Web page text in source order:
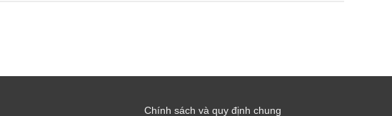
Chính sách và quy định chung